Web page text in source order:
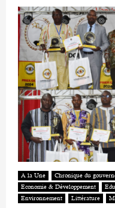
A la Une Chronique du
Economie & Développement
Environnement
Littérature